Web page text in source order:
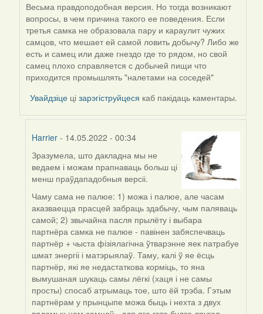
In
reply
to
by
Harrier
Весьма правдоподобная версия. Но тогда возникают
вопросы, в чем причина такого ее поведения. Если
третья самка не образовала пару и караулит чужих
самцов, что мешает ей самой ловить добычу? Либо же
есть и самец или даже гнездо где то рядом, но свой
самец плохо справляется с добычей пищи что
приходится промышлять "налетами на соседей"
Увайдзіце цізарэгіструйцеся каб пакідаць каментары.
Harrier- 14.05.2022 - 00:34
In
reply
to
by
ZNR
Зразумела, што дакладна мы не
ведаем і можам прапнаваць больш ці
менш праўдападобныя версіі.
Чаму сама не палюе: 1) можа і палюе, але часам
аказваецца прасцей забраць здабычу, чым паляваць
самой; 2) звычайна пасля прылёту і выбара
партнёра самка не палюе - павінен забяспечваць
партнёр + чыста фізіялагічна ўтварэнне яек патрабуе
шмат энергіі і матэрыялаў. Таму, калі ў яе ёсць
партнёр, які яе недастаткова корміць, то яна
вымушаная шукаць самы лёгкі (хаця і не самы
просты) спосаб атрымаць тое, што ёй трэба. Гэтым
партнёрам у прынцыпе можа быць і нехта з двух